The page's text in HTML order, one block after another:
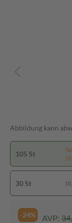
Abbildung kann
105 St
30 St
-24% AVP: